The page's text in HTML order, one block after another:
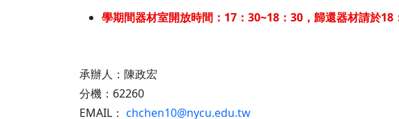
學期間器材室開放時間：17：30~18：30，歸還器材請於
承辦人：陳政宏
分機：62260
EMAIL： chchen10@nycu.edu.tw